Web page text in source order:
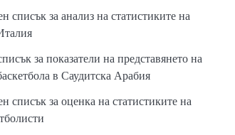
списък за анализ на статистиките на
за показатели на представянето на
в Саудитска Арабия
списък за оценка на статистиките на